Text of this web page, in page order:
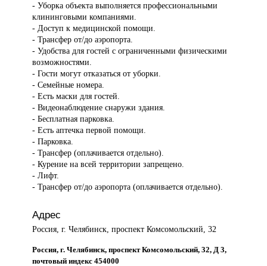
- Уборка объекта выполняется профессиональными
клининговыми компаниями.
- Доступ к медицинской помощи.
- Трансфер от/до аэропорта.
- Удобства для гостей с ограниченными физическими
возможностями.
- Гости могут отказаться от уборки.
- Семейные номера.
- Есть маски для гостей.
- Видеонаблюдение снаружи здания.
- Бесплатная парковка.
- Есть аптечка первой помощи.
- Парковка.
- Трансфер (оплачивается отдельно).
- Курение на всей территории запрещено.
- Лифт.
- Трансфер от/до аэропорта (оплачивается отдельно).
Адрес
Россия, г. Челябинск, проспект Комсомольский, 32
Россия, г. Челябинск, проспект Комсомольский, 32, Д 3,
почтовый индекс 454000